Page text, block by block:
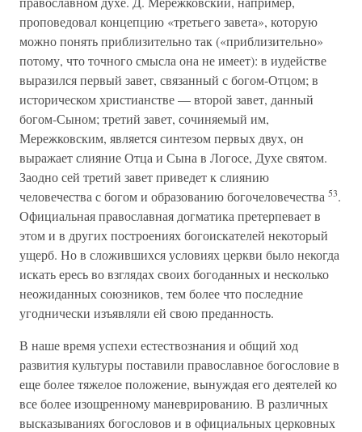
проповедовал концепцию «третьего завета», которую
можно понять приблизительно так («приблизительно»
потому, что точного смысла она не имеет): в иудействе
выразился первый завет, связанный с богом-Отцом; в
историческом христианстве — второй завет, данный
богом-Сыном; третий завет, сочиняемый им,
Мережковским, является синтезом первых двух, он
выражает слияние Отца и Сына в Логосе, Духе святом.
Заодно сей третий завет приведет к слиянию
человечества с богом и образованию богочеловечества 53.
Официальная православная догматика претерпевает в
этом и в других построениях богоискателей некоторый
ущерб. Но в сложившихся условиях церкви было некогда
искать ересь во взглядах своих богоданных и несколько
неожиданных союзников, тем более что последние
угоднически изъявляли ей свою преданность.
В наше время успехи естествознания и общий ход
развития культуры поставили православное богословие в
еще более тяжелое положение, вынуждая его деятелей ко
все более изощренному маневрированию. В различных
высказываниях богословов и в официальных церковных